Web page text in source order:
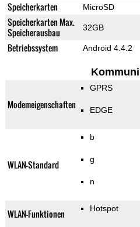
Speicherkarten MicroSD
Speicherkarten Max.
Speicherausbau
32GB
Betriebssystem Android 4.4.2
Modemeigenschaften
GPRS
EDGE
WLAN-Standard
b
g
n
WLAN-Funktionen Hotspot